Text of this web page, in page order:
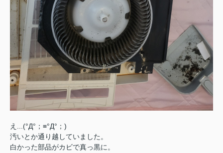
え...(°Д°；≡°Д°；)
汚いとか通り越していました。
白かった部品がカビで真っ黒に。